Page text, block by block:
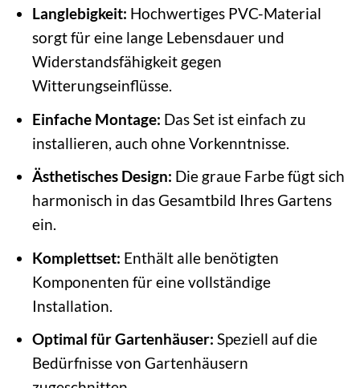
Langlebigkeit: Hochwertiges PVC-Material
sorgt für eine lange Lebensdauer und
Widerstandsfähigkeit gegen
Witterungseinflüsse.
Einfache Montage: Das Set ist einfach zu
installieren, auch ohne Vorkenntnisse.
Ästhetisches Design: Die graue Farbe fügt sich
harmonisch in das Gesamtbild Ihres Gartens
ein.
Komplettset: Enthält alle benötigten
Komponenten für eine vollständige
Installation.
Optimal für Gartenhäuser: Speziell auf die
Bedürfnisse von Gartenhäusern